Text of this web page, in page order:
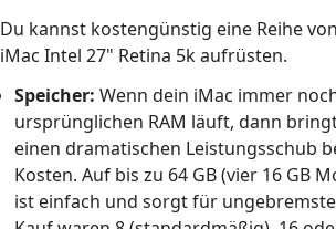
Du kannst kostengünstig eine Reihe
iMac Intel 27" Retina 5k aufrüsten.
Speicher: Wenn dein iMac immer
ursprünglichen RAM läuft, dann
einen dramatischen Leistungsschub
Kosten. Auf bis zu 64 GB (vier 16 GB
ist einfach und sorgt für